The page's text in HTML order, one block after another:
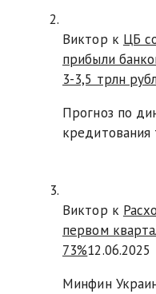
Виктор к ЦБ
прибыли
3-3,5 трлн
Прогноз по
кредитования
Виктор к
первом
73%12.06.2025
Минфин